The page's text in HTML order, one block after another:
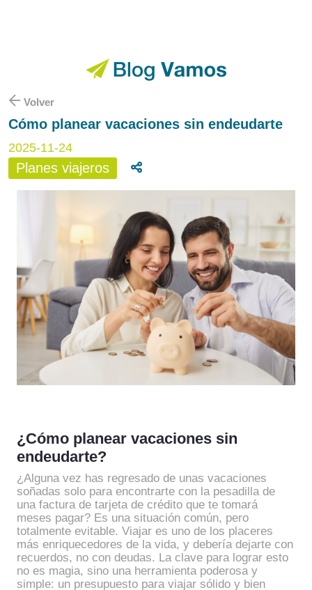
Volver
Cómo planear vacaciones sin endeudarte
2025-11-24
Planes viajeros
¿Cómo planear vacaciones sin
endeudarte?
¿Alguna vez has regresado de unas vacaciones
soñadas solo para encontrarte con la pesadilla de
una factura de tarjeta de crédito que te tomará
meses pagar? Es una situación común, pero
totalmente evitable. Viajar es uno de los placeres
más enriquecedores de la vida, y debería dejarte con
recuerdos, no con deudas. La clave para lograr esto
no es magia, sino una herramienta poderosa y
simple: un presupuesto para viajar sólido y bien